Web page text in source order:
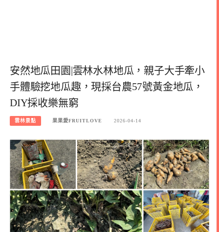
安然地瓜田園|雲林水林地瓜，親子大手牽小
手體驗挖地瓜趣，現採台農57號黃金地瓜，
DIY採收樂無窮
雲林景點 果果愛FRUITLOVE 2026-04-14